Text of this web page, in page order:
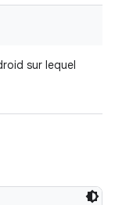
sur lequel